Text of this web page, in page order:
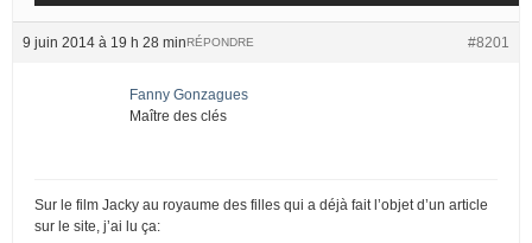
9 juin 2014 à 19 h 28 min #8201
RÉPONDRE
Fanny Gonzagues
Maître des clés
Sur le film Jacky au royaume des filles qui a déjà fait l’objet d’un article
sur le site, j’ai lu ça: